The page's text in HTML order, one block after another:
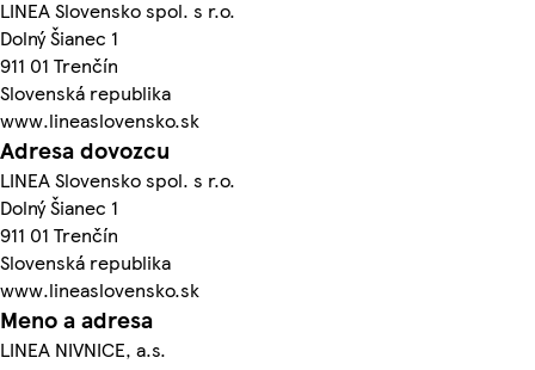
LINEA Slovensko spol. s r.o.
Dolný Šianec 1
911 01 Trenčín
Slovenská republika
www.lineaslovensko.sk
Adresa dovozcu
LINEA Slovensko spol. s r.o.
Dolný Šianec 1
911 01 Trenčín
Slovenská republika
www.lineaslovensko.sk
Meno a adresa
LINEA NIVNICE, a.s.